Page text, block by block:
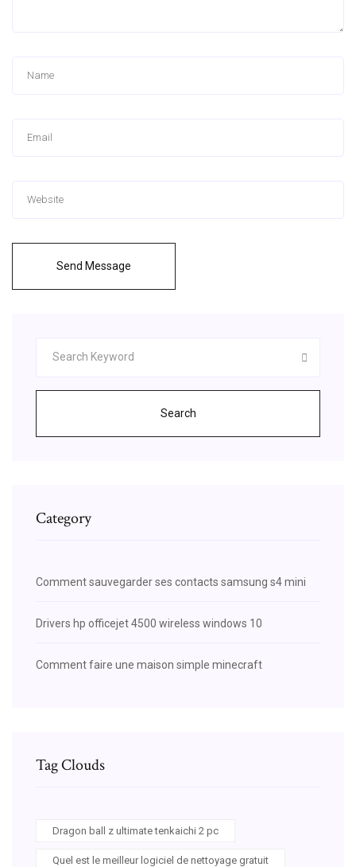
Send Message
Search
Category
Comment sauvegarder ses contacts samsung s4 mini
Drivers hp officejet 4500 wireless windows 10
Comment faire une maison simple minecraft
Tag Clouds
Dragon ball z ultimate tenkaichi 2 pc
Quel est le meilleur logiciel de nettoyage gratuit